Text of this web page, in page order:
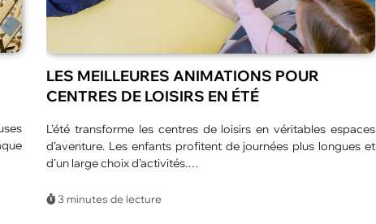
et
QUEL SPECTACLE ORIGINAL POUR UN
ÉVÉNEMENT D’ENTREPRISE À PARIS ?
L’organisation d’un événement d’entreprise ne se limite plus à
un simple rassemblement professionnel. Aujourd’hui, les
participants recherchent une expérience marquante et